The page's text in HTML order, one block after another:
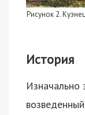
Рисунок 2.
История
Изначально